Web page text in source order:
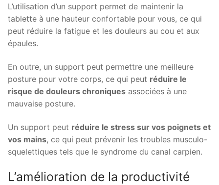
L’utilisation d’un support permet de maintenir la
tablette à une hauteur confortable pour vous, ce qui
peut réduire la fatigue et les douleurs au cou et aux
épaules.
En outre, un support peut permettre une meilleure
posture pour votre corps, ce qui peut réduire le
risque de douleurs chroniques associées à une
mauvaise posture.
Un support peut réduire le stress sur vos poignets et
vos mains, ce qui peut prévenir les troubles musculo-
squelettiques tels que le syndrome du canal carpien.
L’amélioration de la productivité